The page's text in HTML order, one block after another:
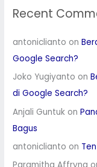
Recent
antoniclianto on
Google Search?
Joko Yugiyanto on
di Google Search?
Anjali Guntuk on
Bagus
antoniclianto on